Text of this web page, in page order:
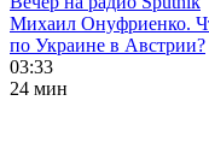
Михаил Онуфриенко.
по Украине в Австрии?
03:33
24 мин